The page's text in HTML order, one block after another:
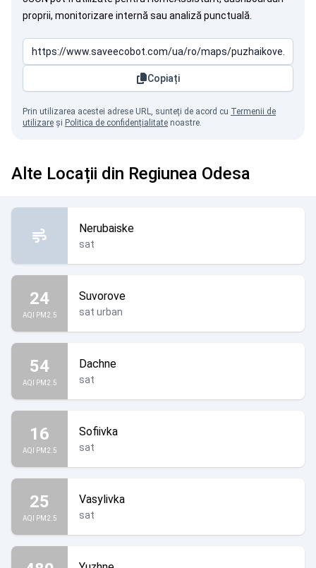
proprii, monitorizare internă sau analiză punctuală.
Copiați
Prin utilizarea acestei adrese URL, sunteți de acord cu Termenii de
utilizare și Politica de confidențialitate noastre.
Alte Locații din Regiunea Odesa
Nerubaiske
sat
24
AQI PM2.5
Suvorove
sat urban
54
AQI PM2.5
Dachne
sat
16
AQI PM2.5
Sofiivka
sat
25
AQI PM2.5
Vasylivka
sat